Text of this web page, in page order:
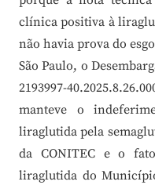
clínica positiva à
não havia prova do
São Paulo, o
2193997-
manteve o
liraglutida pela
da CONITEC e o
liraglutida do